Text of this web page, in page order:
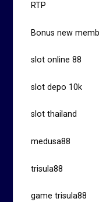
RTP
Bonus new
slot online 88
slot depo 10k
slot thailand
medusa88
trisula88
game trisula88